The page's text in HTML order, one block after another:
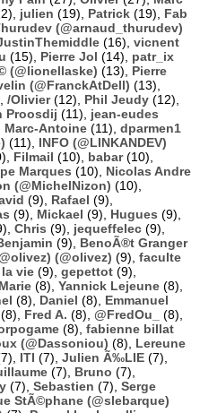
julien (19), Patrick (19), Fab
(@arnaud_thurudev)
(16), vicnent
(15), Pierre Jol (14), patr_ix
(@lionellaske) (13), Pierre
(@FranckAtDell) (13),
/Olivier(12), Phil Jeudy (12),
Proosdij (11), jean-eudes
Marc-Antoine (11), dparmen1
(11), INFO (@LINKANDEV)
Filmail (10), babar(10),
Marques (10), Nicolas Andre
(@MichelNizon) (10),
(9), Rafael (9),
(9), Mickael (9), Hugues (9),
Chris (9), jequeffelec (9),
(9), BenoÃ®t Granger
(@olivez) (9), faculte
vie (9), gepettot (9),
Marie (8), Yannick Lejeune (8),
(8), Daniel (8), Emmanuel
Fred A. (8), @FredOu_
(8),
(8), fabienne billat
(@Dassoniou) (8), Lereune
ITI (7), Julien Ã‰LIE (7),
(7), Bruno (7),
(7), Sebastien (7), Serge
StÃ©phane (@slebarque)